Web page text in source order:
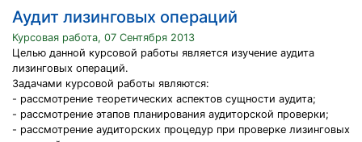
Аудит лизинговых операций
Курсовая работа, 07 Сентября 2013
Целью данной курсовой работы является изучение аудита
лизинговых операций.
Задачами курсовой работы являются:
- рассмотрение теоретических аспектов сущности аудита;
- рассмотрение этапов планирования аудиторской проверки;
- рассмотрение аудиторских процедур при проверке лизинговых